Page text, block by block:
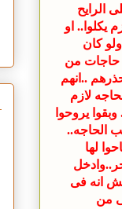
الرايح
يكلوا.. او
كان
حاجات من
..انهم
لازم
يروحوا
الحاجه..
لها
انه فى
من